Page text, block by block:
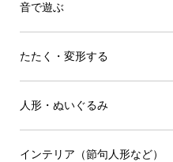
音で遊ぶ
たたく・変形する
人形・ぬいぐるみ
インテリア（節句人形など）